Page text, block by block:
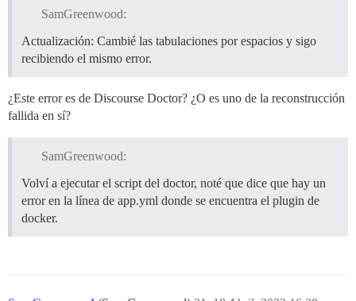
SamGreenwood:
Actualización: Cambié las tabulaciones por espacios y sigo
recibiendo el mismo error.
¿Este error es de Discourse Doctor? ¿O es uno de la reconstrucción
fallida en sí?
SamGreenwood:
Volví a ejecutar el script del doctor, noté que dice que hay un
error en la línea de app.yml donde se encuentra el plugin de
docker.